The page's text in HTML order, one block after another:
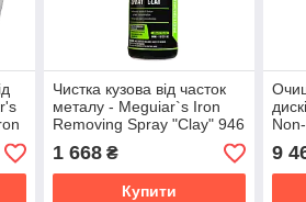
Чистка кузова від часток
металу - Meguiar`s Iron
Removing Spray "Clay" 946
1 668₴
Купити
9